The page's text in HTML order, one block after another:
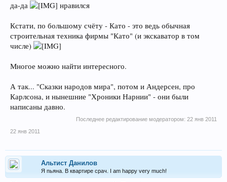
да-да нравился
Кстати, по большому счёту - Като - это ведь обычная
строительная техника фирмы "Като" (и экскаватор в том
числе)
Многое можно найти интересного.
А так... "Сказки народов мира", потом и Андерсен, про
Карлсона, и нынешние "Хроники Нарнии" - они были
написаны давно.
Последнее редактирование модератором: 22 янв 2011
22 янв 2011
Альтист Данилов
Я пьяна. В квартире срач. I am happy very much!